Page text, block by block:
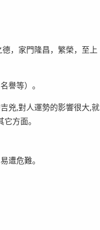
，家門隆昌，繁榮，至上
譽等）。
兇,對人運勢的影響很大,就
方面。
遭危難。